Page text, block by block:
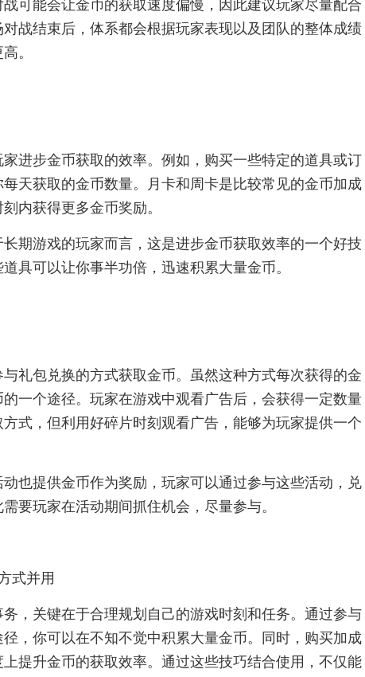
可能会让金币的获取速度偏慢，因此建议玩家尽量配合
战结束后，体系都会根据玩家表现以及团队的整体成绩
。
进步金币获取的效率。例如，购买一些特定的道具或订
天获取的金币数量。月卡和周卡是比较常见的金币加成
内获得更多金币奖励。
期游戏的玩家而言，这是进步金币获取效率的一个好技
具可以让你事半功倍，迅速积累大量金币。
礼包兑换的方式获取金币。虽然这种方式每次获得的金
一个途径。玩家在游戏中观看广告后，会获得一定数量
式，但利用好碎片时刻观看广告，能够为玩家提供一个
也提供金币作为奖励，玩家可以通过参与这些活动，兑
要玩家在活动期间抓住机会，尽量参与。
式并用
，关键在于合理规划自己的游戏时刻和任务。通过参与
，你可以在不知不觉中积累大量金币。同时，购买加成
提升金币的获取效率。通过这些技巧结合使用，不仅能